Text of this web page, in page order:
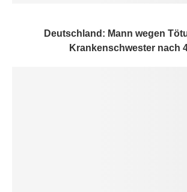
Deutschland: Mann wegen
Krankenschwester nach